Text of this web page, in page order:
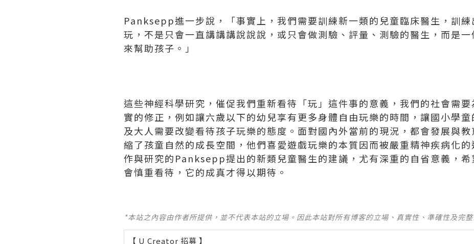
Panksepp進一步說，「事實上，我們需要訓練新一類的兒童臨床醫生，訓
玩，不是只會一直講講講說說說，或只會做測驗、評量、測驗的醫生，而是
來幫助孩子。」
這些神經科學研究，催促我們重新看待「玩」這件事的意義，我們的社會需
實的修正，例如讓六歲以下的幼兒享有更多身體自由玩樂的時間，讓國小學
及大人需要改變看待孩子玩樂的態度。面對國內外當前的現況，都會發展與
縮了孩童自然的成長空間，他們喜愛遊戲玩樂的本質因而被嚴重精神疾病化
作與研究的Panksepp提出的新類兒童醫生的建議，尤有深重的自省意義，希
會慎重看待，它的成真才得以期待。
*本站之內容由作者所提供，並不代表本站的立場。因此本站對所有博客的立場、真實性、準確性及完
【 U Creator 招募 】